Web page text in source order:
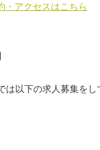
・アクセスはこちら
は以下の求人募集をし